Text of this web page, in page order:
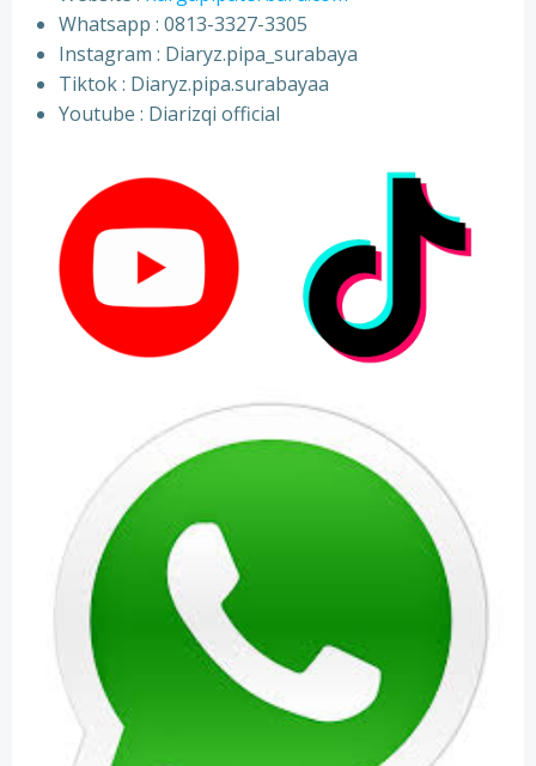
Whatsapp : 0813-3327-3305
⁠Instagram : Diaryz.pipa_surabaya
⁠Tiktok : Diaryz.pipa.surabayaa
⁠Youtube : Diarizqi official